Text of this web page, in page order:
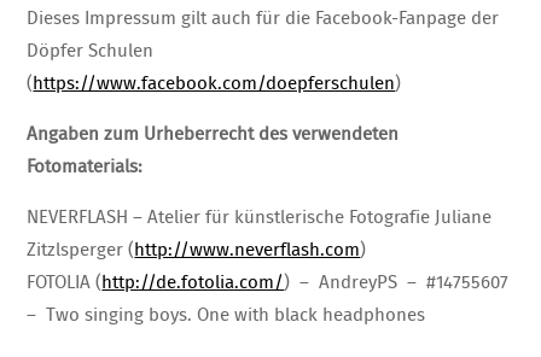
Dieses Impressum gilt auch für die Facebook-Fanpage der
Döpfer Schulen
( https://www.facebook.com/doepferschulen )
Angaben zum Urheberrecht des verwendeten
Fotomaterials:
NEVERFLASH – Atelier für künstlerische Fotografie Juliane
Zitzlsperger ( http://www.neverflash.com )
FOTOLIA ( http://de.fotolia.com/ ) – AndreyPS – #14755607
– Two singing boys. One with black headphones